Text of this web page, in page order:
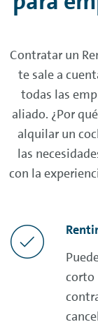
Contratar un
te sale a
todas las
aliado. ¿Por
alquilar un
las
con la
corto